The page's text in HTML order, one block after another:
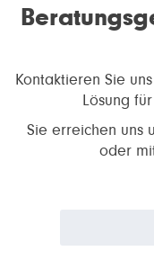
Kontaktieren Sie
Lösung
Sie erreichen uns
oder